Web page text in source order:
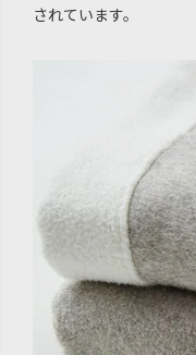
されています。